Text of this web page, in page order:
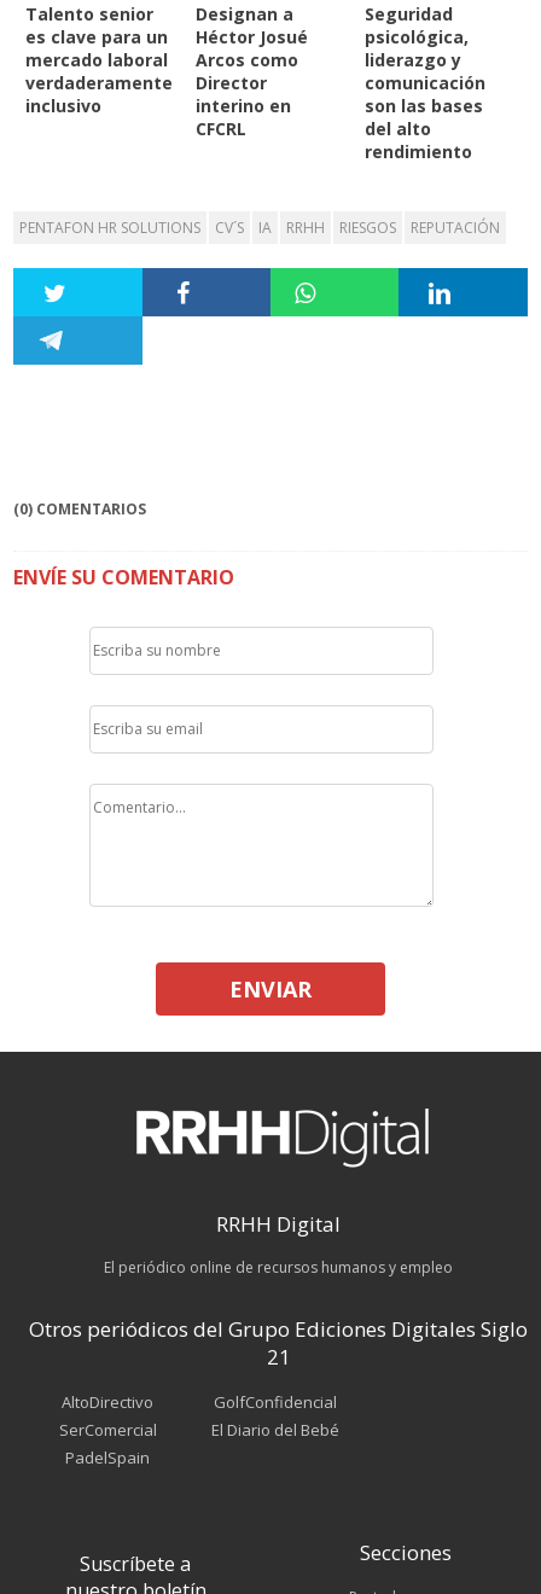
Talento senior
es clave para un
mercado laboral
verdaderamente
inclusivo
Designan a
Héctor Josué
Arcos como
Director
interino en
CFCRL
Seguridad
psicológica,
liderazgo y
comunicación
son las bases
del alto
rendimiento
PENTAFON HR SOLUTIONS CV´S IA RRHH RIESGOS REPUTACIÓN
(0) COMENTARIOS
ENVÍE SU COMENTARIO
ENVIAR
RRHH Digital
El periódico online de recursos humanos y empleo
Otros periódicos del Grupo Ediciones Digitales Siglo
21
AltoDirectivo
SerComercial
PadelSpain
GolfConfidencial
El Diario del Bebé
Suscríbete a
Secciones